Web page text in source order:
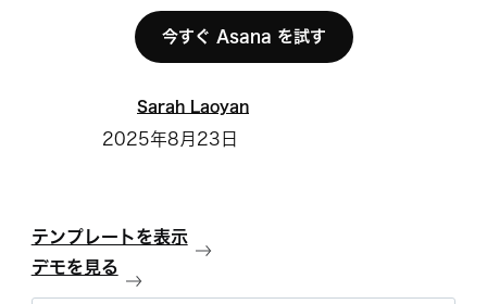
今すぐ Asana を試す
Sarah Laoyan
2025年8月23日
テンプレートを表示
デモを見る